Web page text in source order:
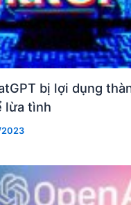
bị lợi dụng
lừa tình